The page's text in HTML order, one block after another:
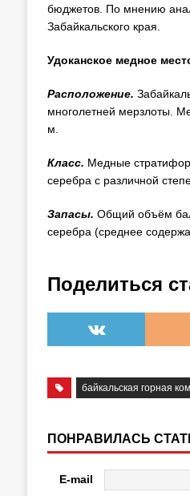
бюджетов. По мнению
Забайкальского края.
Удоканское медное
Расположение.
многолетней мерзлоты.
м.
Класс. Медные
серебра с различной
Запасы. Общий объём
серебра (среднее
Поделиться
байкальская горная
ПОНРАВИЛАСЬ
E-mail